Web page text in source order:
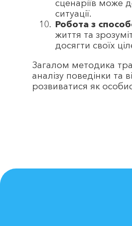
сценаріїв може
ситуації.
Робота з
життя та
досягти своїх
Загалом методика
аналізу поведінки
розвиватися як